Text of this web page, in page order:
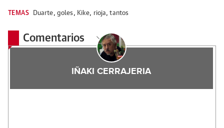
TEMAS Duarte, goles, Kike, rioja,tantos
Comentarios
IÑAKI CERRAJERIA